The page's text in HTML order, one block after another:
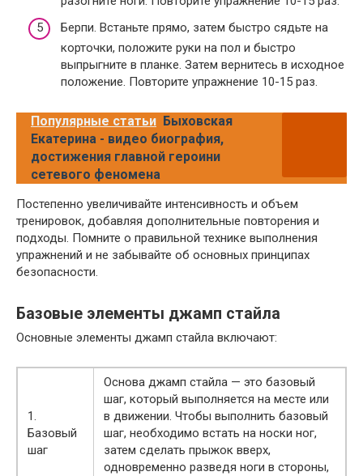
Берпи. Встаньте прямо, затем быстро сядьте на
корточки, положите руки на пол и быстро
выпрыгните в планке. Затем вернитесь в исходное
положение. Повторите упражнение 10-15 раз.
Популярные статьи Быховская
Екатерина - видео биография,
достижения главной героини
сетевого феномена
Постепенно увеличивайте интенсивность и объем
тренировок, добавляя дополнительные повторения и
подходы. Помните о правильной технике выполнения
упражнений и не забывайте об основных принципах
безопасности.
Базовые элементы джамп стайла
Основные элементы джамп стайла включают:
1.
Базовый
шаг
Основа джамп стайла — это базовый
шаг, который выполняется на месте или
в движении. Чтобы выполнить базовый
шаг, необходимо встать на носки ног,
затем сделать прыжок вверх,
одновременно разведя ноги в стороны,